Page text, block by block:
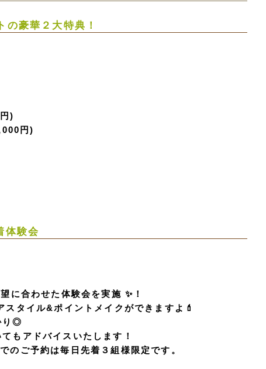
豪華２大特典！
)
円)
体験会
に合わせた体験会を実施 ✨！
タイル&ポイントメイクができますよ💄
り◎
もアドバイスいたします！
ご予約は毎日先着３組様限定です。